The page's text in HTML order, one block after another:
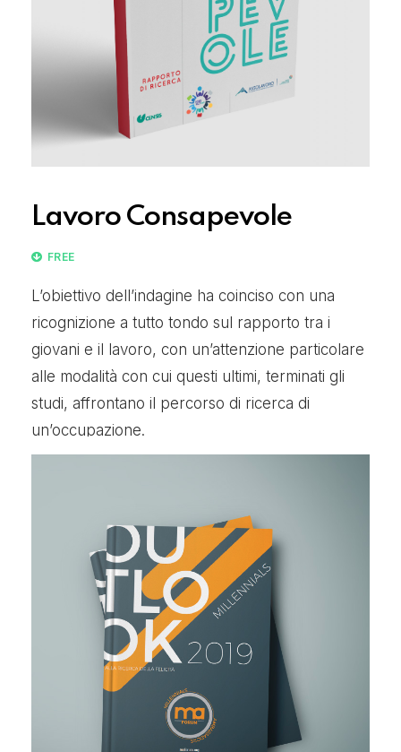
Lavoro Consapevole
FREE
L’obiettivo dell’indagine ha coinciso con una
ricognizione a tutto tondo sul rapporto tra i
giovani e il lavoro, con un’attenzione particolare
alle modalità con cui questi ultimi, terminati gli
studi, affrontano il percorso di ricerca di
un’occupazione.